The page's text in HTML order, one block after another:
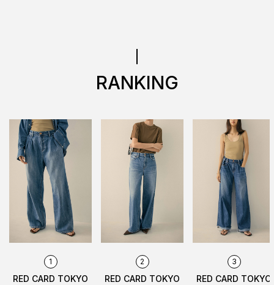
RANKING
1
RED CARD TOKYO
2
RED CARD TOKYO
3
RED CARD TOKYO